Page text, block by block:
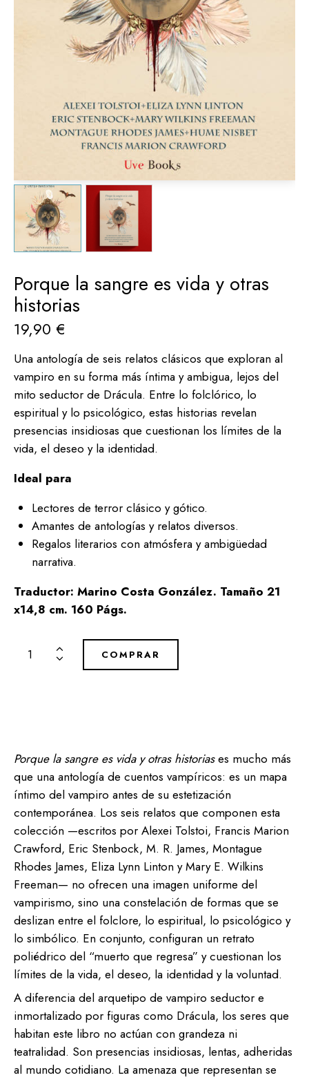
Porque la sangre es vida y otras
historias
19,90 €
Una antología de seis relatos clásicos que exploran al
vampiro en su forma más íntima y ambigua, lejos del
mito seductor de Drácula. Entre lo folclórico, lo
espiritual y lo psicológico, estas historias revelan
presencias insidiosas que cuestionan los límites de la
vida, el deseo y la identidad.
Ideal para
Lectores de terror clásico y gótico.
Amantes de antologías y relatos diversos.
Regalos literarios con atmósfera y ambigüedad
narrativa.
Traductor: Marino Costa González. Tamaño 21
x14,8 cm. 160 Págs.
COMPRAR
Porque la sangre es vida y otras historiases mucho más
que una antología de cuentos vampíricos: es un mapa
íntimo del vampiro antes de su estetización
contemporánea. Los seis relatos que componen esta
colección —escritos por Alexei Tolstoi, Francis Marion
Crawford, Eric Stenbock, M. R. James, Montague
Rhodes James, Eliza Lynn Linton y Mary E. Wilkins
Freeman— no ofrecen una imagen uniforme del
vampirismo, sino una constelación de formas que se
deslizan entre el folclore, lo espiritual, lo psicológico y
lo simbólico. En conjunto, configuran un retrato
poliédrico del “muerto que regresa” y cuestionan los
límites de la vida, el deseo, la identidad y la voluntad.
A diferencia del arquetipo de vampiro seductor e
inmortalizado por figuras como Drácula, los seres que
habitan este libro no actúan con grandeza ni
teatralidad. Son presencias insidiosas, lentas, adheridas
al mundo cotidiano. La amenaza que representan se